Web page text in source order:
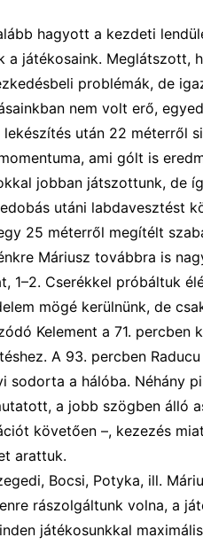
hagyott a kezdeti
a játékosaink. Meglátszott,
problémák, de
nem volt erő,
után 22 méterről
ami gólt is
jobban játszottunk, de
utáni labdavesztést
25 méterről megítélt
Máriusz továbbra is
, 1–2. Cserékkel próbáltuk
mögé kerülnünk, de
Kelement a 71.
A 93. percben
sodorta a hálóba. Néhány
a jobb szögben álló
követően –, kezezés
arattuk.
Bocsi, Potyka, ill.
rászolgáltunk volna, a
játékosunkkal